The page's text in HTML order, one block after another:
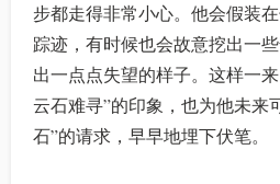
步都走得非常小心。他会假装
踪迹，有时候也会故意挖出一
出一点点失望的样子。这样一
云石难寻”的印象，也为他未来
石”的请求，早早地埋下伏笔。